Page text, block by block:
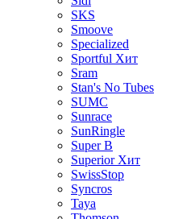
SKS
Smoove
Specialized
Sportful Хит
Sram
Stan's No Tubes
SUMC
Sunrace
SunRingle
Super B
Superior Хит
SwissStop
Syncros
Taya